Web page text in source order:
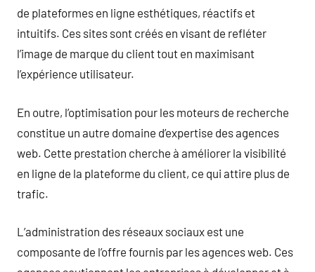
de plateformes en ligne esthétiques, réactifs et
intuitifs. Ces sites sont créés en visant de refléter
l’image de marque du client tout en maximisant
l’expérience utilisateur.
En outre, l’optimisation pour les moteurs de recherche
constitue un autre domaine d’expertise des agences
web. Cette prestation cherche à améliorer la visibilité
en ligne de la plateforme du client, ce qui attire plus de
trafic.
L’administration des réseaux sociaux est une
composante de l’offre fournis par les agences web. Ces